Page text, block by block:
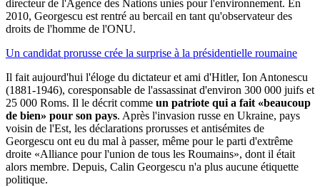
directeur de l'Agence des Nations unies pour l'environnement. En
2010, Georgescu est rentré au bercail en tant qu'observateur des
droits de l'homme de l'ONU.
Un candidat prorusse crée la surprise à la présidentielle roumaine
Il fait aujourd'hui l'éloge du dictateur et ami d'Hitler, Ion Antonescu
(1881-1946), coresponsable de l'assassinat d'environ 300 000 juifs et
25 000 Roms. Il le décrit comme un patriote qui a fait «beaucoup
de bien» pour son pays. Après l'invasion russe en Ukraine, pays
voisin de l'Est, les déclarations prorusses et antisémites de
Georgescu ont eu du mal à passer, même pour le parti d'extrême
droite «Alliance pour l'union de tous les Roumains», dont il était
alors membre. Depuis, Calin Georgescu n'a plus aucune étiquette
politique.